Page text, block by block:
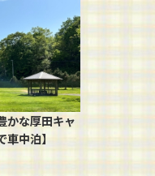
かな厚田キャ
中泊】